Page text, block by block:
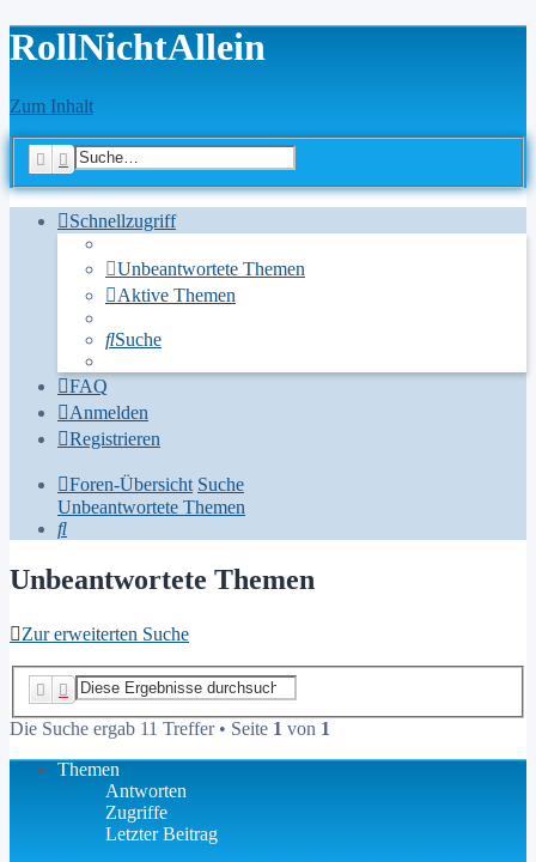
RollNichtAllein
Zum Inhalt
SucheErweiterte Suche
Schnellzugriff
Unbeantwortete Themen
Aktive Themen
Suche
FAQ
Anmelden
Registrieren
Foren-Übersicht Suche
Unbeantwortete Themen
Suche
Unbeantwortete Themen
Zur erweiterten Suche
SucheErweiterte Suche
Die Suche ergab 11 Treffer • Seite 1 von 1
Themen
Antworten
Zugriffe
Letzter Beitrag